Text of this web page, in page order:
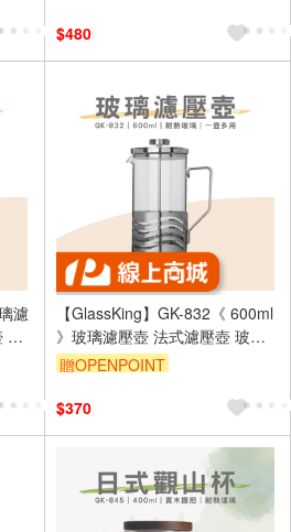
$480
濾
玻
【GlassKing】GK-832《 600ml
》玻璃濾壓壺 法式濾壓壺 玻璃
咖啡壺 耐熱玻璃壺 玻璃泡茶壺
贈OPENPOINT
$370